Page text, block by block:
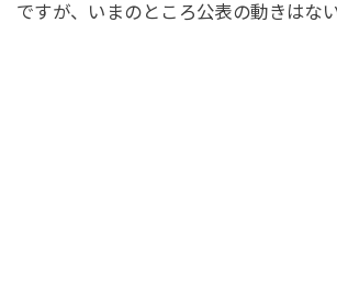
ですが、いまのところ公表の動きはない